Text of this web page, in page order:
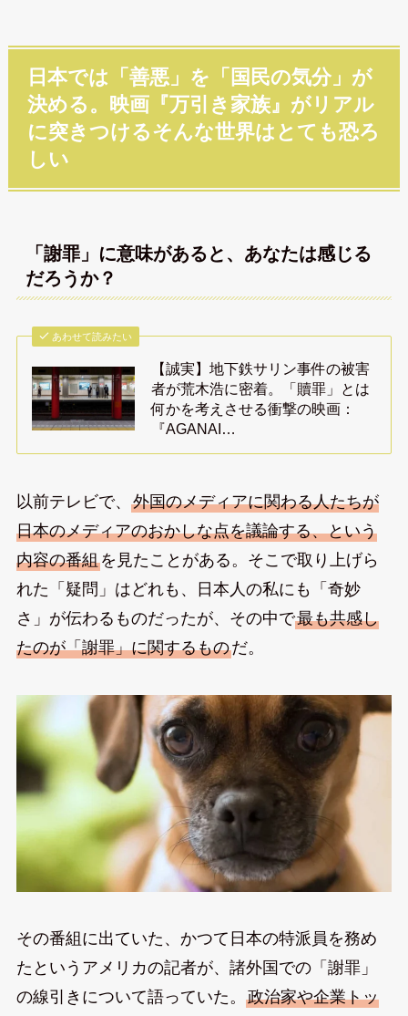
日本では「善悪」を「国民の気分」が
決める。映画『万引き家族』がリアル
に突きつけるそんな世界はとても恐ろ
しい
「謝罪」に意味があると、あなたは感じる
だろうか？
あわせて読みたい
【誠実】地下鉄サリン事件の被害
者が荒木浩に密着。「贖罪」とは
何かを考えさせる衝撃の映画：
『AGANAI…
以前テレビで、 外国のメディアに関わる人たちが
日本のメディアのおかしな点を議論する、という
内容の番組を見たことがある。そこで取り上げら
れた「疑問」はどれも、日本人の私にも「奇妙
さ」が伝わるものだったが、その中で最も共感し
たのが「謝罪」に関するものだ。
その番組に出ていた、かつて日本の特派員を務め
たというアメリカの記者が、諸外国での「謝罪」
の線引きについて語っていた。 政治家や企業トッ